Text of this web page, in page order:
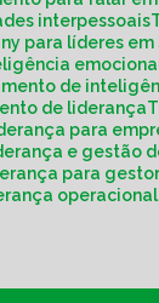
interpessoais
para líderes em
de
de liderança
para
e gestão
para
operacional